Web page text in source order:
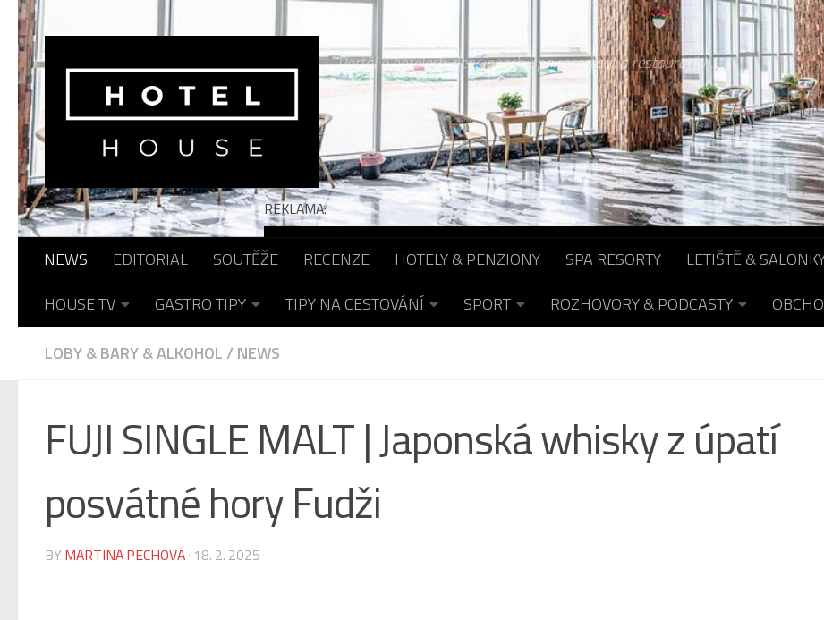
Skip to content
Portál o hotelech, pensionech, spa resortech a restauracích...
REKLAMA:
NEWS EDITORIAL SOUTĚŽE RECENZE HOTELY & PENZIONY SPA RESORTY LETIŠTĚ &
HOUSE TV
GASTRO TIPY TIPY NA CESTOVÁNÍ SPORT ROZHOVORY & PODCASTY
LOBY & BARY & ALKOHOL / NEWS
FUJI SINGLE MALT | Japonská whisky z úpatí
posvátné hory Fudži
BY MARTINA PECHOVÁ· 18. 2. 2025